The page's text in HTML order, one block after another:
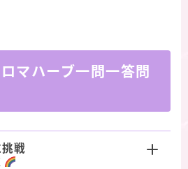
マハーブ一問一答問
戦